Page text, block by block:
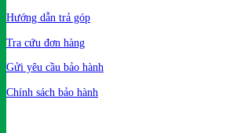
Hướng dẫn trả góp
Tra cứu đơn hàng
Gửi yêu cầu bảo hành
Chính sách bảo hành